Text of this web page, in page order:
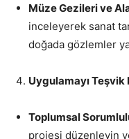
Müze Gezileri ve
inceleyerek sanat
doğada gözlemler
Uygulamayı Teşvik
Toplumsal
projesi düzenleyin